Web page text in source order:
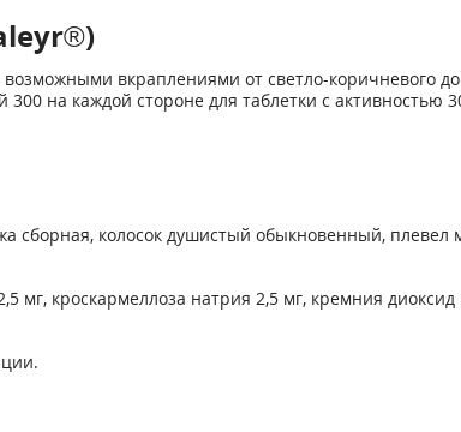
вкраплениями от светло-коричневого
на каждой стороне для таблетки с активностью
сборная, колосок душистый обыкновенный, плевел
мг, кроскармеллоза натрия 2,5 мг, кремния